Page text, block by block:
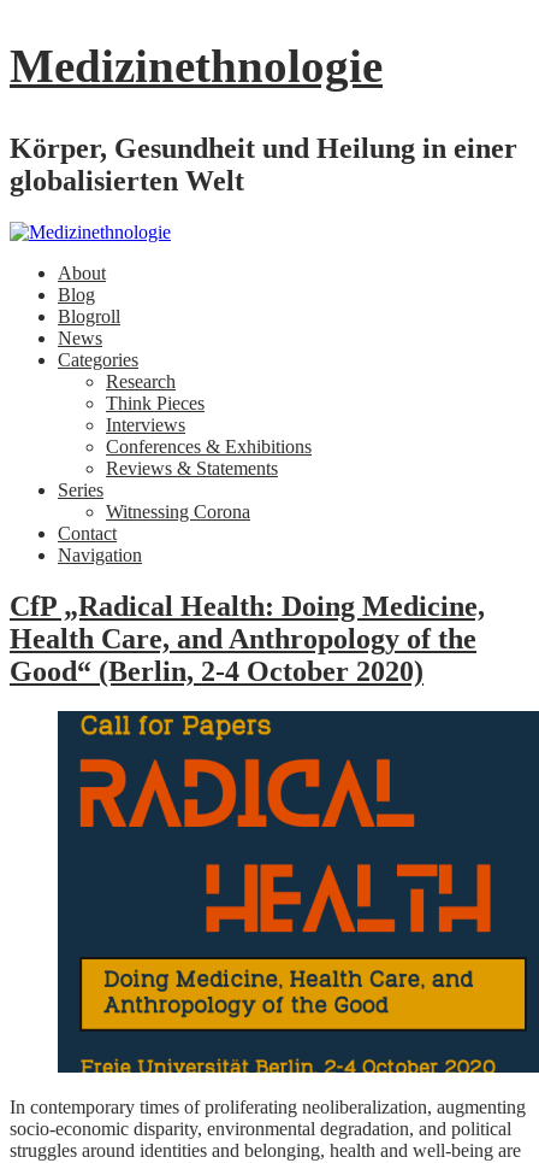
Medizinethnologie
Körper, Gesundheit und Heilung in einer
globalisierten Welt
About
Blog
Blogroll
News
Categories
Research
Think Pieces
Interviews
Conferences & Exhibitions
Reviews & Statements
Series
Witnessing Corona
Contact
Navigation
CfP „Radical Health: Doing Medicine,
Health Care, and Anthropology of the
Good“ (Berlin, 2-4 October 2020)
In contemporary times of proliferating neoliberalization, augmenting
socio-economic disparity, environmental degradation, and political
struggles around identities and belonging, health and well-being are